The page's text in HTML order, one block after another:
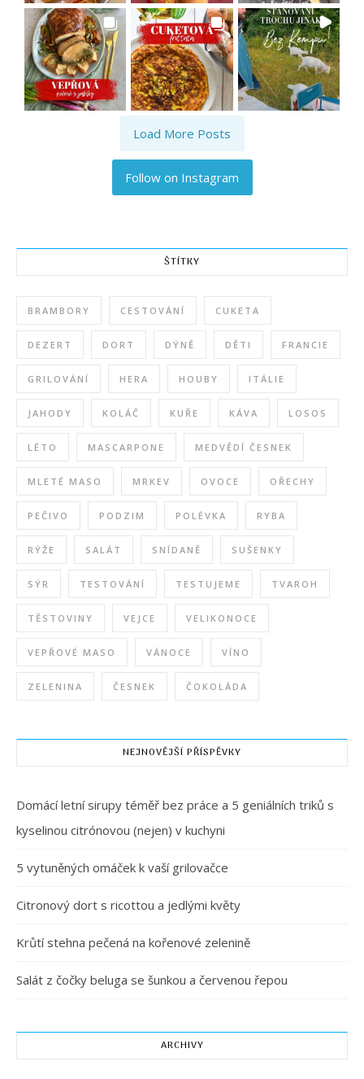
Load More Posts
Follow on Instagram
ŠTÍTKY
BRAMBORY CESTOVÁNÍ CUKETA
DEZERT DORT DÝNĚ DĚTI FRANCIE
GRILOVÁNÍ HERA HOUBY ITÁLIE
JAHODY KOLÁČ KUŘE KÁVA LOSOS
LÉTO MASCARPONE MEDVĚDÍ ČESNEK
MLETÉ MASO MRKEV OVOCE OŘECHY
PEČIVO PODZIM POLÉVKA RYBA
RÝŽE SALÁT SNÍDANĚ SUŠENKY
SÝR TESTOVÁNÍ TESTUJEME TVAROH
TĚSTOVINY VEJCE VELIKONOCE
VEPŘOVÉ MASO VÁNOCE VÍNO
ZELENINA ČESNEK ČOKOLÁDA
NEJNOVĚJŠÍ PŘÍSPĚVKY
Domácí letní sirupy téměř bez práce a 5 geniálních triků s
kyselinou citrónovou (nejen) v kuchyni
5 vytuněných omáček k vaší grilovačce
Citronový dort s ricottou a jedlými květy
Krůtí stehna pečená na kořenové zelenině
Salát z čočky beluga se šunkou a červenou řepou
ARCHIVY